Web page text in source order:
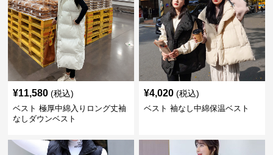
¥11,580 (税込)
ベスト 極厚中綿入りロング丈袖
なしダウンベスト
¥4,020 (税込)
ベスト 袖なし中綿保温ベスト